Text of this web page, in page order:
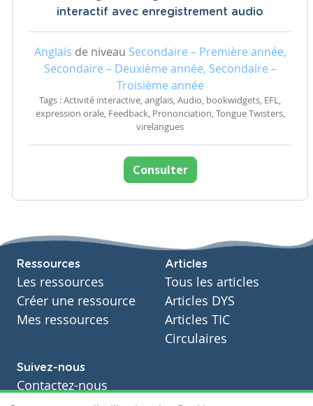
interactif avec enregistrement audio
Anglais de niveau Secondaire – Première année,
Secondaire – Deuxième année, Secondaire –
Troisième année
Tags : Activité interactive, anglais, Audio, bookwidgets, EFL,
expression orale, Feedback, Prononciation, Tongue Twisters,
virelangues
Consulter
Ressources
Les ressources
Créer une ressource
Mes ressources
Articles
Tous les articles
Articles DYS
Articles TIC
Circulaires
Suivez-nous
Contactez-nous